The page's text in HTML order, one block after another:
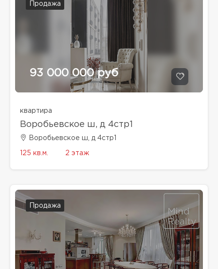
Продажа
93 000 000 руб
квартира
Воробьевское ш, д 4стр1
Воробьевское ш, д 4стр1
125 кв.м. 2 этаж
Продажа